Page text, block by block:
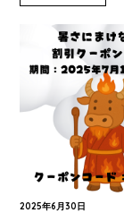
2025年6月30日